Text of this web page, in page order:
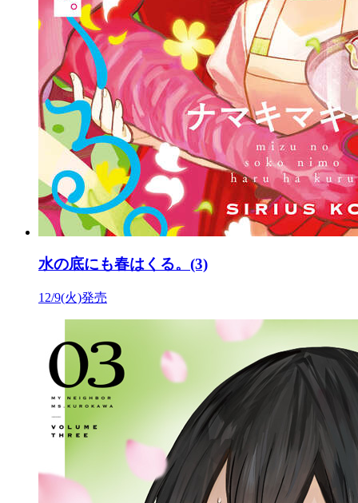
水の底にも春はくる。(3)
12/9(火)発売